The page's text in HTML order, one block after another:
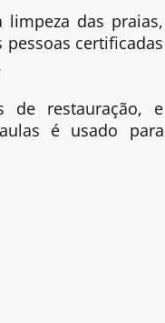
das praias,
certificadas
de restauração, e
é usado para